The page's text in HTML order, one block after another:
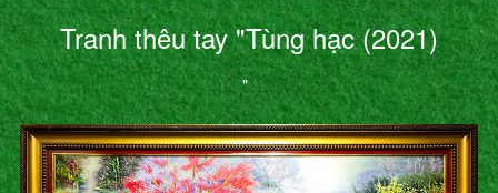
Tranh thêu tay "Tùng hạc (2021)
"